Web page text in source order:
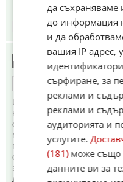
Коментиран от#32,#143
08.06.2026
ОТГОВОР
Интересно? Днес даваха
коса, укровермахта
около вратовете си, а
мюслита пред оджата да
положения, докато им
същевременно плачеха и
зелената амеба им била
дерат и ядат.
да съхраняваме
до информация
и да
вашия IP адрес,
сърфиране, за
реклами и
реклами и
аудиторията и
услугите.
(181)може също
данните ви за